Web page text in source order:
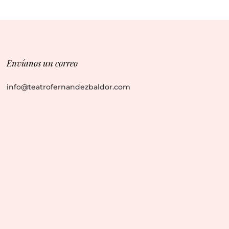
Envíanos un correo
info@teatrofernandezbaldor.com